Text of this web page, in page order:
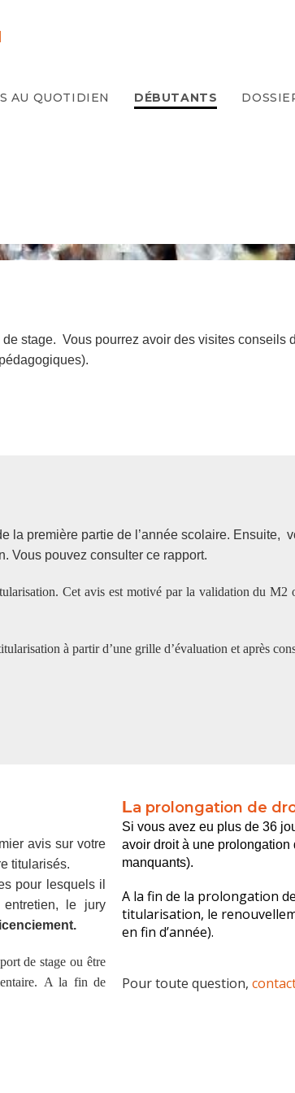
AU QUOTIDIEN DÉBUTANTS
stage. Vous pourrez avoir des visites conseils
la première partie de l’année scolaire. Ensuite,
Vous pouvez consulter ce rapport.
Cet avis est motivé par la validation du M2
à partir d’une grille d’évaluation et après
avis sur votre
titularisés.
pour lesquels il
le jury
de stage ou être
A la fin de
La prolongation de
Si vous avez eu plus de 36
avoir droit à une
manquants).
A la fin de la prolongation
titularisation, le
en fin d’année).
Pour toute question,